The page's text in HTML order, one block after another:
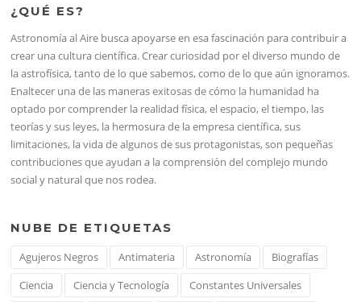
¿QUÉ ES?
Astronomía al Aire busca apoyarse en esa fascinación para contribuir a
crear una cultura científica. Crear curiosidad por el diverso mundo de
la astrofísica, tanto de lo que sabemos, como de lo que aún ignoramos.
Enaltecer una de las maneras exitosas de cómo la humanidad ha
optado por comprender la realidad física, el espacio, el tiempo, las
teorías y sus leyes, la hermosura de la empresa científica, sus
limitaciones, la vida de algunos de sus protagonistas, son pequeñas
contribuciones que ayudan a la comprensión del complejo mundo
social y natural que nos rodea.
NUBE DE ETIQUETAS
Agujeros Negros Antimateria Astronomía
Biografías
Ciencia
Ciencia y Tecnología
Constantes Universales